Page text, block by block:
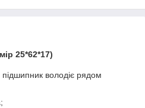
25*62*17)
володіє рядом